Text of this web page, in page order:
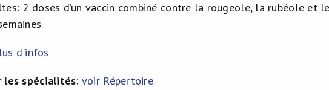
2 doses d’un vaccin combiné contre la rougeole, la rubéole et
d'infos
les spécialités: voir Répertoire